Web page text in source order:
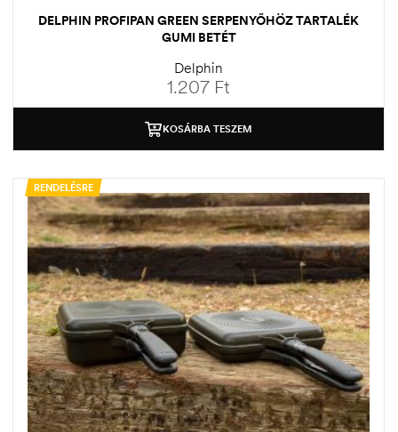
DELPHIN PROFIPAN GREEN SERPENYŐHÖZ TARTALÉK
GUMI BETÉT
Delphin
1.207 Ft
KOSÁRBA TESZEM
RENDELÉSRE